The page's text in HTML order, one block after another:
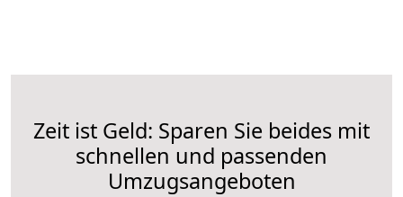
Zeit ist Geld: Sparen Sie beides mit
schnellen und passenden
Umzugsangeboten